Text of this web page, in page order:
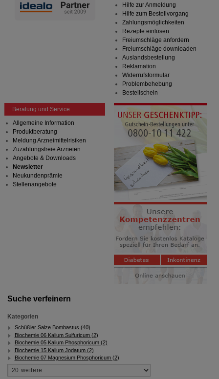
Suche verfeinern
Kategorien
Schüßler Salze Bombastus (40)
Biochemie 06 Kalium Sulfuricum (2)
Biochemie 05 Kalium Phosphoricum (2)
Biochemie 15 Kalium Jodatum (2)
Biochemie 07 Magnesium Phosphoricum (2)
Hilfe zur Anmeldung
Hilfe zum Bestellvorgang
Zahlungsmöglichkeiten
Rezepte einlösen
Freiumschläge anfordern
Freiumschläge downloaden
Auslandsbestellung
Reklamation
Widerrufsformular
Problembehebung
Bestellschein
Beratung und Service
Allgemeine Information
Produktberatung
Meldung Arzneimittelrisiken
Zuzahlungsfreie Arzneien
Angebote & Downloads
Newsletter
Neukundenprämie
Stellenangebote